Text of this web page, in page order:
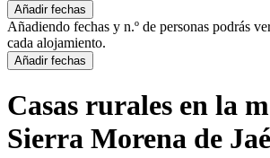
Añadir fechas
Añadiendo fechas y n.º de personas podrás
cada alojamiento.
Añadir fechas
Casas rurales en la
Sierra Morena de